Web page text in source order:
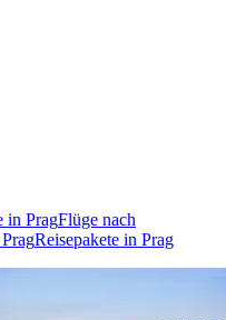
in PragFlüge nach
Reisepakete in Prag